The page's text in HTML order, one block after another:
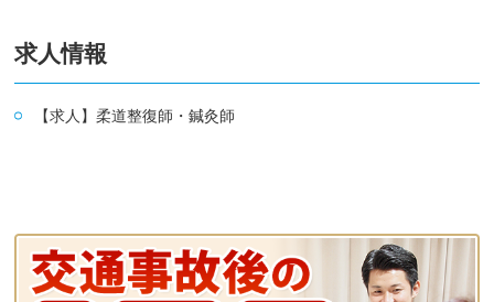
求人情報
【求人】柔道整復師・鍼灸師